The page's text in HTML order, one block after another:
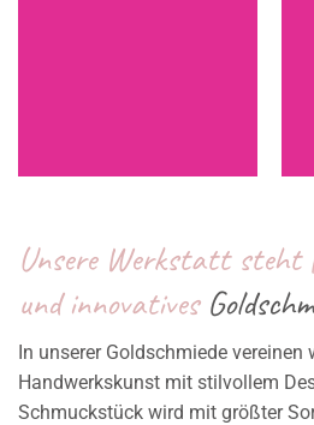
Unsere Werk­statt steht
und innovatives
In unserer Goldschmiede vereinen
Handwerkskunst mit stilvollem
Schmuckstück wird mit größter